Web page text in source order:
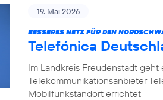
19. Mai 2026
BESSERES NETZ FÜR DEN
Telefónica
Im Landkreis Freudenstadt
Telekommunikationsanbieter
Mobilfunkstandort errichtet